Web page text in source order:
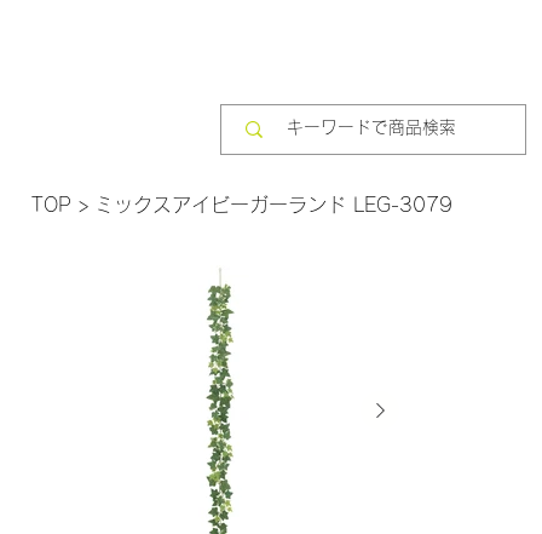
TOP > ミックスアイビーガーランド LEG-3079